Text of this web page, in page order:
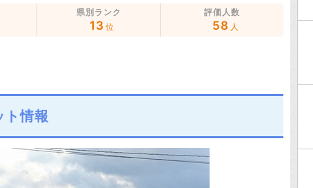
県別ランク
13 位
評価人数
58 人
ト情報